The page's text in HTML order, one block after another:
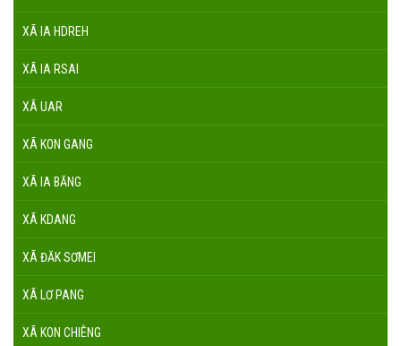
XÃ IA HDREH
XÃ IA RSAI
XÃ UAR
XÃ KON GANG
XÃ IA BĂNG
XÃ KDANG
XÃ ĐĂK SƠMEI
XÃ LƠ PANG
XÃ KON CHIÊNG